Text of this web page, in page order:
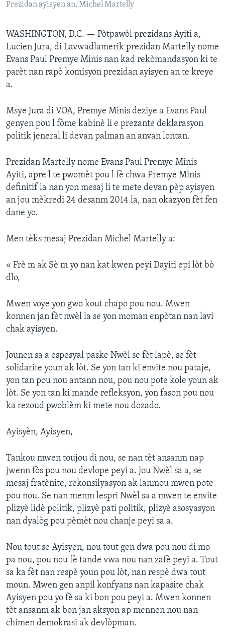
Prezidan ayisyen an, Michel Martelly
WASHINGTON, D.C. — Pòtpawòl prezidans Ayiti a,
Lucien Jura, di Lavwadlamerik prezidan Martelly nome
Evans Paul Premye Minis nan kad rekòmandasyon ki te
parèt nan rapò komisyon prezidan ayisyen an te kreye
a.
Msye Jura di VOA, Premye Minis deziye a Evans Paul
genyen pou l fòme kabinè li e prezante deklarasyon
politik jeneral li devan palman an anvan lontan.
Prezidan Martelly nome Evans Paul Premye Minis
Ayiti, apre l te pwomèt pou l fè chwa Premye Minis
definitif la nan yon mesaj li te mete devan pèp ayisyen
an jou mèkredi 24 desanm 2014 la, nan okazyon fèt fen
dane yo.
Men tèks mesaj Prezidan Michel Martelly a:
« Frè m ak Sè m yo nan kat kwen peyi Dayiti epi lòt bò
dlo,
Mwen voye yon gwo kout chapo pou nou. Mwen
konnen jan fèt nwèl la se yon moman enpòtan nan lavi
chak ayisyen.
Jounen sa a espesyal paske Nwèl se fèt lapè, se fèt
solidarite youn ak lòt. Se yon tan ki envite nou pataje,
yon tan pou nou antann nou, pou nou pote kole youn ak
lòt. Se yon tan ki mande refleksyon, yon fason pou nou
ka rezoud pwoblèm ki mete nou dozado.
Ayisyèn, Ayisyen,
Tankou mwen toujou di nou, se nan tèt ansanm nap
jwenn fòs pou nou devlope peyi a. Jou Nwèl sa a, se
mesaj fratènite, rekonsilyasyon ak lanmou mwen pote
pou nou. Se nan menm lespri Nwèl sa a mwen te envite
plizyè lidè politik, plizyè pati politik, plizyè asosyasyon
nan dyalòg pou pèmèt nou chanje peyi sa a.
Nou tout se Ayisyen, nou tout gen dwa pou nou di mo
pa nou, pou nou fè tande vwa nou nan zafè peyi a. Tout
sa ka fèt nan respè youn pou lòt, nan respè dwa tout
moun. Mwen gen anpil konfyans nan kapasite chak
Ayisyen pou yo fè sa ki bon pou peyi a. Mwen konnen
tèt ansanm ak bon jan aksyon ap mennen nou nan
chimen demokrasi ak devlòpman.